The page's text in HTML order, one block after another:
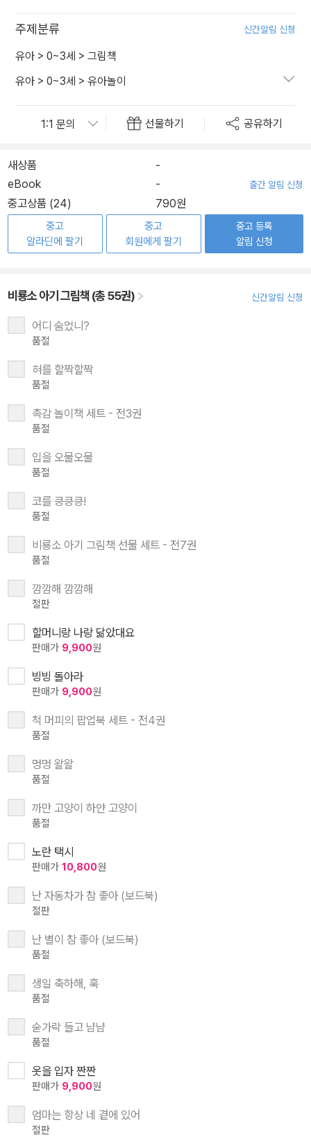
주제분류 신간알림 신청
유아 > 0~3세 > 그림책
유아 > 0~3세 > 유아놀이
선물하기 공유하기
새상품
-
eBook
- 출간 알림 신청
중고상품 (24) 790원
중고
알라딘에 팔기
중고
회원에게 팔기
중고 등록
알림 신청
비룡소 아기 그림책 (총 55권) 신간알림 신청
어디 숨었니?
품절
혀를 할짝할짝
품절
촉감 놀이책 세트 - 전3권
품절
입을 오물오물
품절
코를 킁킁킁!
품절
비룡소 아기 그림책 선물 세트 - 전7권
품절
깜깜해 깜깜해
절판
할머니랑 나랑 닮았대요
판매가 9,900원
빙빙 돌아라
판매가 9,900원
척 머피의 팝업북 세트 - 전4권
품절
멍멍 왈왈
품절
까만 고양이 하얀 고양이
품절
노란 택시
판매가 10,800원
난 자동차가 참 좋아 (보드북)
절판
난 별이 참 좋아 (보드북)
품절
생일 축하해, 훅
품절
숟가락 들고 냠냠
품절
옷을 입자 짠짠
판매가 9,900원
엄마는 항상 네 곁에 있어
절판